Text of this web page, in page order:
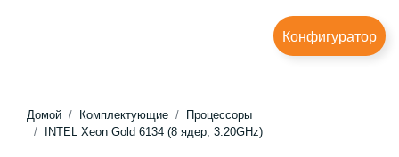
Конфигуратор
Домой Комплектующие
Процессоры
INTEL Xeon Gold 6134 (8 ядер, 3.20GHz)